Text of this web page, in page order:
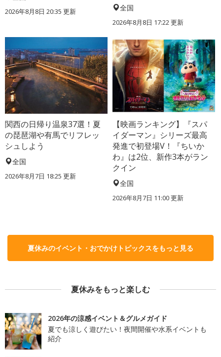
2026年8月8日 20:35 更新 全国
2026年8月8日 17:22更新
関西の日帰り温泉37選！夏
の琵琶湖や有馬でリフレッ
シュしよう
全国
2026年8月7日 18:25 更新
【映画ランキング】『スパ
イダーマン』シリーズ最高
発進で初登場V！『ちいか
わ』は2位、新作3本がラン
クイン
全国
2026年8月7日 11:00更新
夏休みのイベント・おでかけトピックスをもっと見る
夏休みをもっと楽しむ
2026年の涼感イベント＆グルメガイド
夏でも涼しく遊びたい！夜間開催や水系イベントも
紹介